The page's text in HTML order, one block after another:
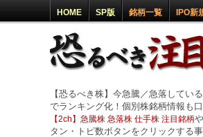
HOME SP版 銘柄一覧 IPO新
【恐るべき株】今急騰／急落してい
でランキング化！個別株銘柄情報も
【2ch】急騰株 急落株 仕手株 注目銘柄や
タン・トピ数ボタンをクリックする